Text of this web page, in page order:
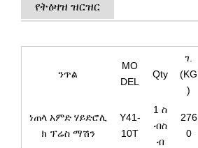
የትዕዛዝ ዝርዝር
ንጥል
MO
DEL
Qty
ገ.
(KG
)
ነጠላ አምድ ሃይድሮሊ
ክ ፕሬስ ማሽን
Y41-
10T
1 ስ
ብስ
ብ
276
0